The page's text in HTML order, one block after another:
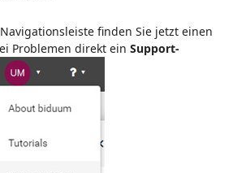
finden Sie jetzt einen
Problemen direkt ein Support-